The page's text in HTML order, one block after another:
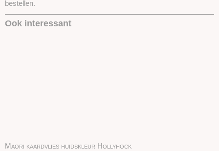
bestellen.
Ook interessant
Maori kaardvlies huidskleur Hollyhock